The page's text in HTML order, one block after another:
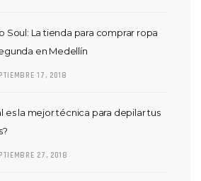
Soul: La tienda para comprar ropa
en Medellín
17, 2018
es la mejor técnica para depilar tus
27, 2018